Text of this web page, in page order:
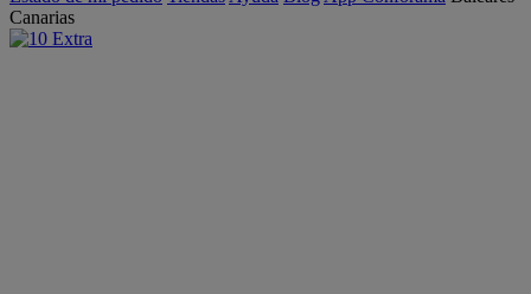
Canarias